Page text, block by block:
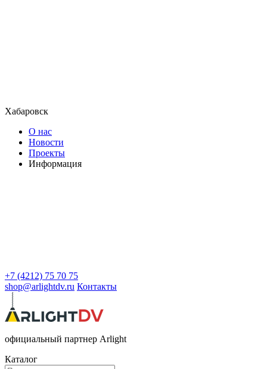
Хабаровск
О нас
Новости
Проекты
Информация
+7 (4212) 75 70 75
shop@arlightdv.ru Контакты
официальный партнер Arlight
Каталог